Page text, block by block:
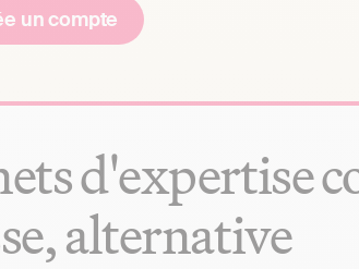
un compte
d'expertise
alternative